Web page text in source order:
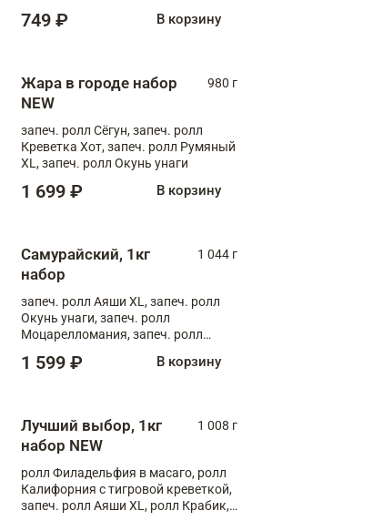
749 ₽ В корзину
Жара в городе набор
NEW
980 г
запеч. ролл Сёгун, запеч. ролл
Креветка Хот, запеч. ролл Румяный
XL, запеч. ролл Окунь унаги
1 699 ₽ В корзину
Самурайский, 1кг
набор
1 044 г
запеч. ролл Аяши XL, запеч. ролл
Окунь унаги, запеч. ролл
Моцарелломания, запеч. ролл
1 599 ₽ В корзину
Лучший выбор, 1кг
набор NEW
1 008 г
ролл Филадельфия в масаго, ролл
Калифорния с тигровой креветкой,
запеч. ролл Аяши XL, ролл Крабик,